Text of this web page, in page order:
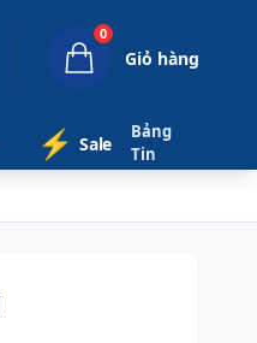
0
Giỏ hàng
⚡️ Sale
Bảng
Tin